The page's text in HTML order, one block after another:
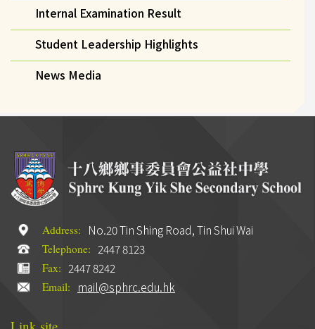
Internal Examination Result
Student Leadership Highlights
News Media
Address: No.20 Tin Shing Road, Tin Shui Wai
Telephone: 2447 8123
Fax: 2447 8242
Email: mail@sphrc.edu.hk